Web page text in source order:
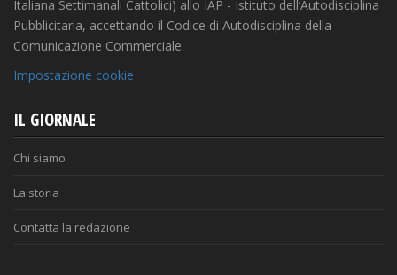
Italiana Settimanali Cattolici) allo IAP - Istituto dell’Autodisciplina
Pubblicitaria, accettando il Codice di Autodisciplina della
Comunicazione Commerciale.
Impostazione cookie
IL GIORNALE
Chi siamo
La storia
Contatta la redazione